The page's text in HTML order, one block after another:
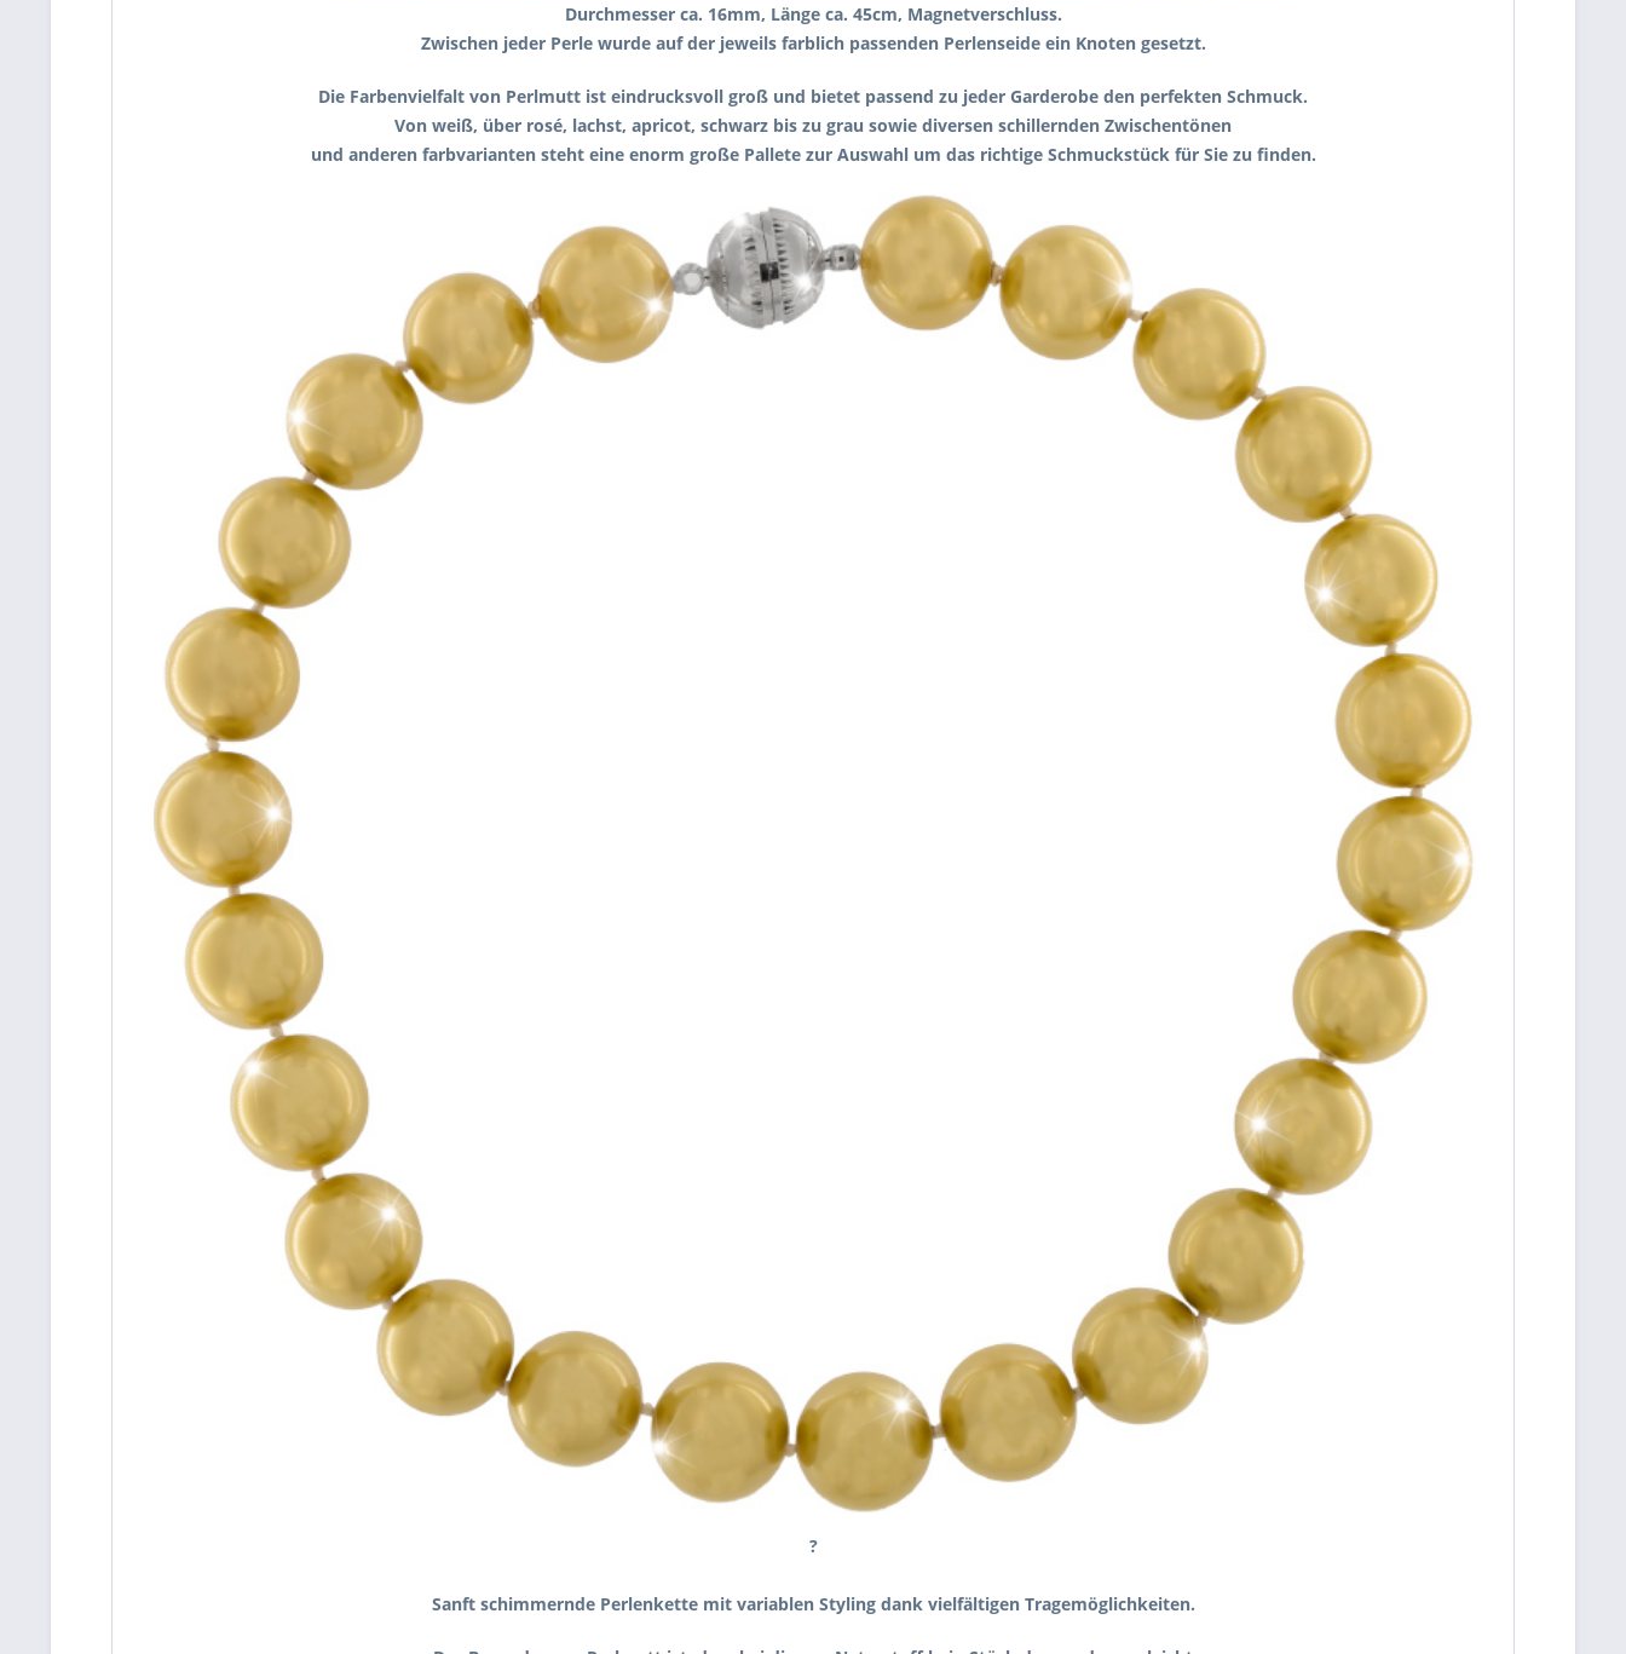
Durchmesser ca. 16mm, Länge ca. 45cm, Magnetverschluss.
Zwischen jeder Perle wurde auf der jeweils farblich passenden Perlenseide ein Knoten gesetzt.
Die Farbenvielfalt von Perlmutt ist eindrucksvoll groß und bietet passend zu jeder Garderobe den perfekten Schmuck.
Von weiß, über rosé, lachst, apricot, schwarz bis zu grau sowie diversen schillernden Zwischentönen
und anderen farbvarianten steht eine enorm große Pallete zur Auswahl um das richtige Schmuckstück für Sie zu finden.
?
Sanft schimmernde Perlenkette mit variablen Styling dank vielfältigen Tragemöglichkeiten.